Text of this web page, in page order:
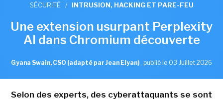
SÉCURITÉ / INTRUSION, HACKING ET PARE-FEU
Une extension usurpant Perplexity
AI dans Chromium découverte
Gyana Swain, CSO (adapté par Jean Elyan) , publié le 03 Juillet 2026
Selon des experts, des cyberattaquants se sont